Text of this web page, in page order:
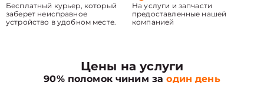
Бесплатный курьер, который
заберет неисправное
устройство в удобном месте.
На услуги и запчасти
предоставленные нашей
компанией
Цены на услуги
90% поломок чиним заодин день